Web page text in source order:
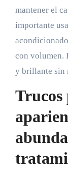
mantener el
importante
con volumen.
y brillante sin